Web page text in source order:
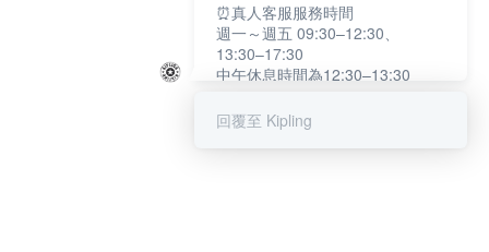
⏰真人客服服務時間
週一～週五 09:30–12:30、
13:30–17:30
中午休息時間為12:30–13:30
提醒您：系統會自動已讀訊息，如
回覆至 Kipling